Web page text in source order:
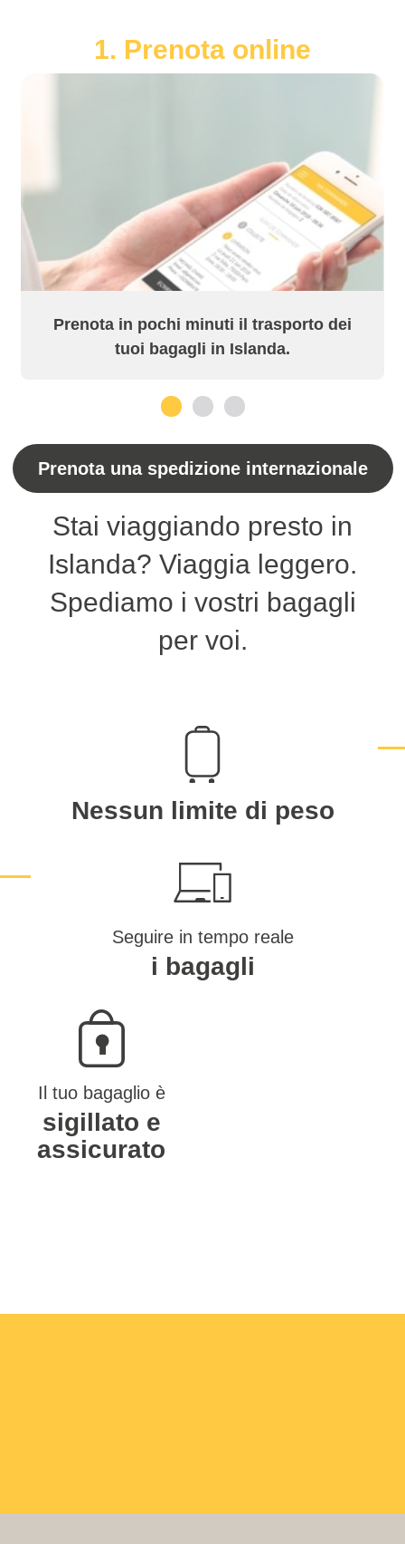
1. Prenota online
Prenota in pochi minuti il trasporto dei
tuoi bagagli in Islanda.
Prenota una spedizione internazionale
Stai viaggiando presto in
Islanda? Viaggia leggero.
Spediamo i vostri bagagli
per voi.
Nessun limite di peso
Seguire in tempo reale
i bagagli
Il tuo bagaglio è
sigillato e
assicurato